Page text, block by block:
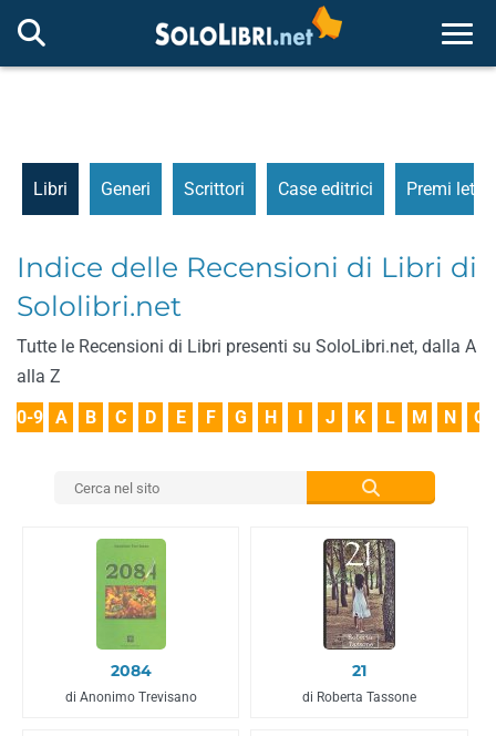
Libri Generi Scrittori Case editrici Premi
Indice delle Recensioni di Libri di
Sololibri.net
Tutte le Recensioni di Libri presenti su SoloLibri.net, dalla A
alla Z
0-9 A B C D E F G H I J K L M N O
2084
di Anonimo Trevisano
21
di Roberta Tassone